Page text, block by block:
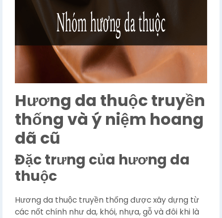
Hương da thuộc truyền
thống và ý niệm hoang
dã cũ
Đặc trưng của hương da
thuộc
Hương da thuộc truyền thống được xây dựng từ
các nốt chính như da, khói, nhựa, gỗ và đôi khi là